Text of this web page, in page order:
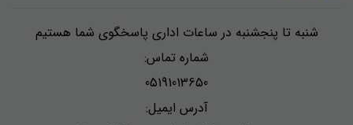
شنبه تا پنجشنبه در ساعات اداری پاسخگوی شما هستیم
شماره تماس:
05191013650
آدرس ایمیل: